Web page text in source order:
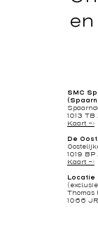
SMC
1013 TB
Kaart ->
De
1019 BP
Kaart ->
Locatie
Thomas
1066 JR